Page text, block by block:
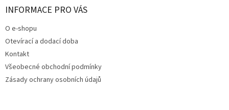
INFORMACE PRO VÁS
O e-shopu
Otevírací a dodací doba
Kontakt
Všeobecné obchodní podmínky
Zásady ochrany osobních údajů